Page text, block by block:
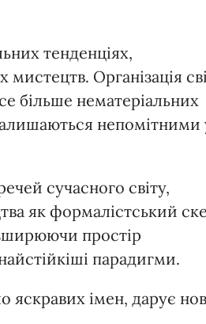
тенденціях,
Організація
більше нематеріальних
непомітними
сучасного світу,
як формалістський
простір
парадигми.
імен, дарує